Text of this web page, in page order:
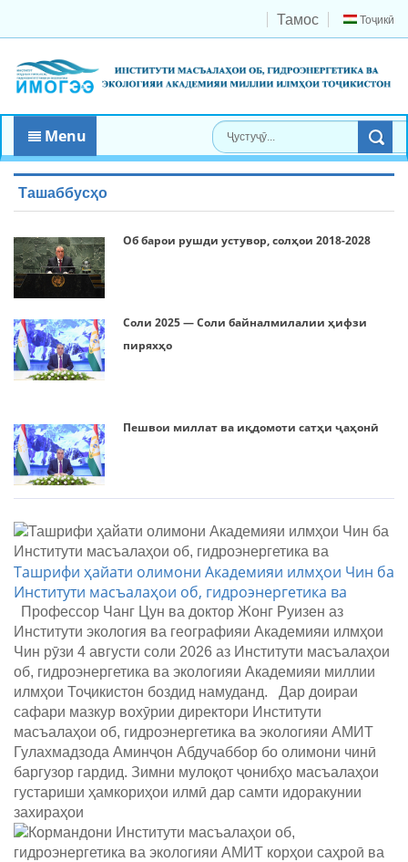
Тоҷикӣ
Тамос
Menu
Ташаббусҳо
Об барои рушди устувор, солҳои 2018-2028
Соли 2025 — Соли байналмилалии ҳифзи
пиряхҳо
Пешвои миллат ва иқдомоти сатҳи ҷаҳонӣ
Ташрифи ҳайати олимони Академияи илмҳои Чин ба
Институти масъалаҳои об, гидроэнергетика ва
Профессор Чанг Цун ва доктор Жонг Руизен аз
Институти экология ва географияи Академияи илмҳои
Чин рӯзи 4 августи соли 2026 аз Институти масъалаҳои
об, гидроэнергетика ва экологияи Академияи миллии
илмҳои Тоҷикистон боздид намуданд. Дар доираи
сафари мазкур вохӯрии директори Институти
масъалаҳои об, гидроэнергетика ва экологияи АМИТ
Гулахмадзода Аминҷон Абдучаббор бо олимони чинӣ
баргузор гардид. Зимни мулоқот ҷонибҳо масъалаҳои
густариши ҳамкориҳои илмӣ дар самти идоракунии
захираҳои